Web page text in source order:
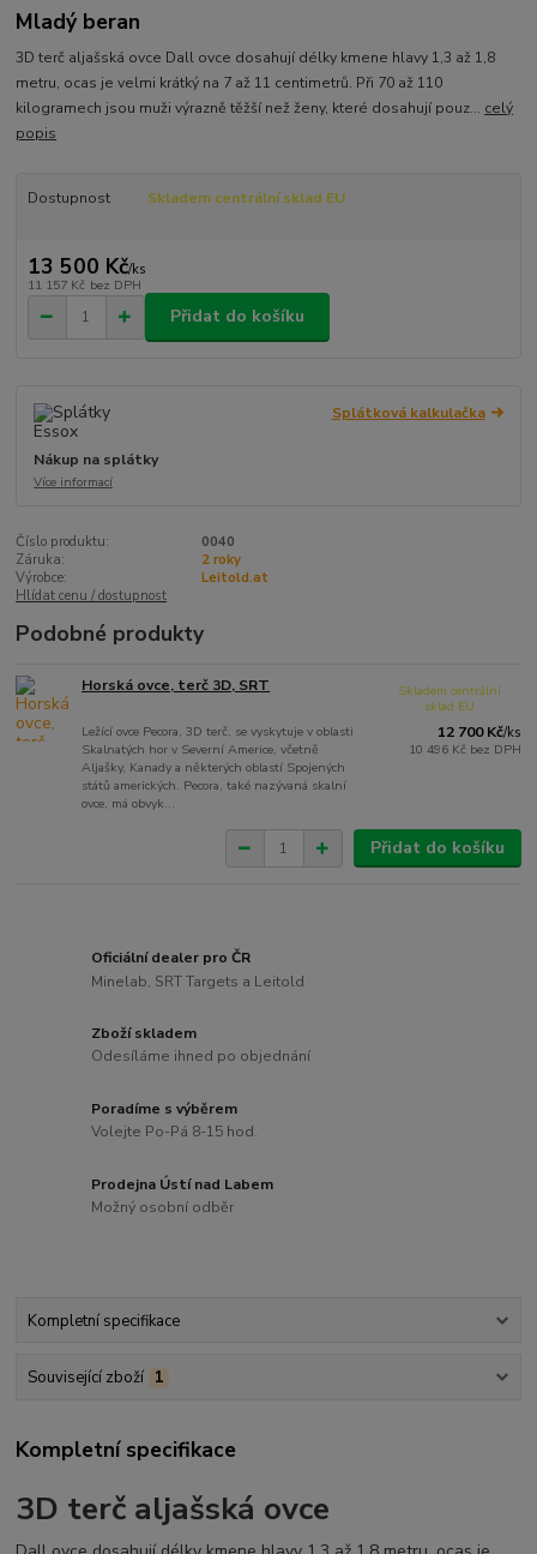
Mladý beran
3D terč aljašská ovce Dall ovce dosahují délky kmene hlavy 1,3 až 1,8
metru, ocas je velmi krátký na 7 až 11 centimetrů. Při 70 až 110
kilogramech jsou muži výrazně těžší než ženy, které dosahují pouz... celý
popis
Dostupnost Skladem centrální sklad EU
13 500 Kč/ks
11 157 Kč bez DPH
Přidat do košíku
Splátková kalkulačka
Nákup na splátky
Více informací
Číslo produktu:
0040
Záruka:
2 roky
Výrobce:
Leitold.at
Hlídat cenu / dostupnost
Podobné produkty
Horská ovce, terč 3D, SRT
Ležící ovce Pecora, 3D terč, se vyskytuje v oblasti
Skalnatých hor v Severní Americe, včetně
Aljašky, Kanady a některých oblastí Spojených
států amerických. Pecora, také nazývaná skalní
ovce, má obvyk...
12 700 Kč/ks
10 496 Kč bez DPH
Skladem centrální
sklad EU
Přidat do košíku
Oficiální dealer pro ČR
Minelab, SRT Targets a Leitold
Zboží skladem
Odesíláme ihned po objednání
Poradíme s výběrem
Volejte Po-Pá 8-15 hod.
Prodejna Ústí nad Labem
Možný osobní odběr
Kompletní specifikace
Související zboží 1
Kompletní specifikace
3D terč aljašská ovce